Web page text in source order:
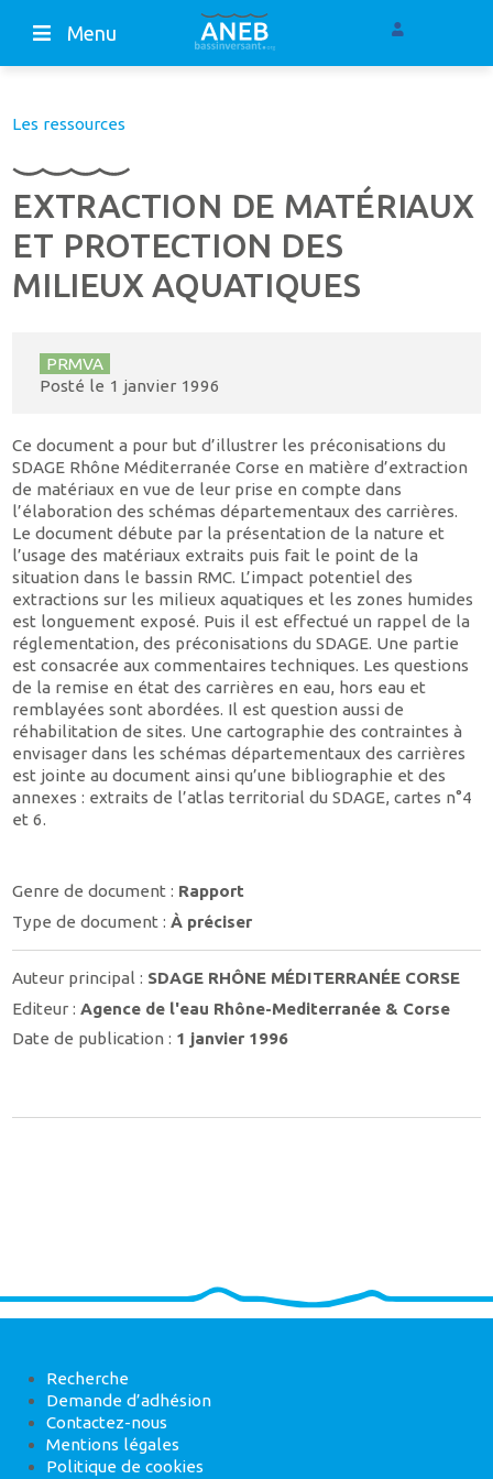
Menu
Les ressources
EXTRACTION DE MATÉRIAUX
ET PROTECTION DES
MILIEUX AQUATIQUES
PRMVA
Posté le 1 janvier 1996
Ce document a pour but d’illustrer les préconisations du
SDAGE Rhône Méditerranée Corse en matière d’extraction
de matériaux en vue de leur prise en compte dans
l’élaboration des schémas départementaux des carrières.
Le document débute par la présentation de la nature et
l’usage des matériaux extraits puis fait le point de la
situation dans le bassin RMC. L’impact potentiel des
extractions sur les milieux aquatiques et les zones humides
est longuement exposé. Puis il est effectué un rappel de la
réglementation, des préconisations du SDAGE. Une partie
est consacrée aux commentaires techniques. Les questions
de la remise en état des carrières en eau, hors eau et
remblayées sont abordées. Il est question aussi de
réhabilitation de sites. Une cartographie des contraintes à
envisager dans les schémas départementaux des carrières
est jointe au document ainsi qu’une bibliographie et des
annexes : extraits de l’atlas territorial du SDAGE, cartes n°4
et 6.
Genre de document : Rapport
Type de document :À préciser
Auteur principal : SDAGE RHÔNE MÉDITERRANÉE CORSE
Editeur :Agence de l'eau Rhône-Mediterranée & Corse
Date de publication : 1 janvier 1996
Recherche
Demande d’adhésion
Contactez-nous
Mentions légales
Politique de cookies